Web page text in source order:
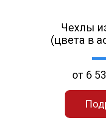
Чехлы
(цвета в
от 6